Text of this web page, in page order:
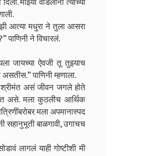
आत्या मधुरा ने तुला आसरा
पाणिनी ने विचारलं.
जायच्या ऐवजी तू तुझ्याच
पाणिनी म्हणाला.
श्रीमंत असं जीवन जगले होते
असे. मला कुठलीच आर्थिक
मला अपमानास्पद
सहानुभूती बाळगावी, उगाचच
लागलं याही गोष्टीशी मी